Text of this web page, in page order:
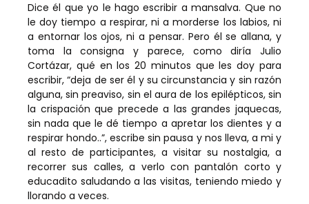
Dice él que yo le hago escribir a mansalva. Que no
le doy tiempo a respirar, ni a morderse los labios, ni
a entornar los ojos, ni a pensar. Pero él se allana, y
toma la consigna y parece, como diría Julio
Cortázar, qué en los 20 minutos que les doy para
escribir, “deja de ser él y su circunstancia y sin razón
alguna, sin preaviso, sin el aura de los epilépticos, sin
la crispación que precede a las grandes jaquecas,
sin nada que le dé tiempo a apretar los dientes y a
respirar hondo..”, escribe sin pausa y nos lleva, a mi y
al resto de participantes, a visitar su nostalgia, a
recorrer sus calles, a verlo con pantalón corto y
educadito saludando a las visitas, teniendo miedo y
llorando a veces.